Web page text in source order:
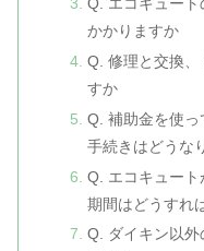
かかりますか
Q. 修理と交換
すか
Q. 補助金を使
手続きはどうな
Q. エコキュー
期間はどうすれ
Q. ダイキン以外